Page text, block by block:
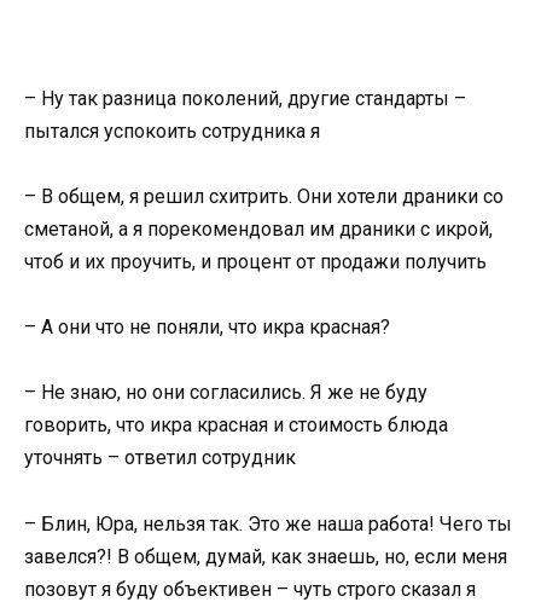
– Ну так разница поколений, другие стандарты –
пытался успокоить сотрудника я
– В общем, я решил схитрить. Они хотели драники со
сметаной, а я порекомендовал им драники с икрой,
чтоб и их проучить, и процент от продажи получить
– А они что не поняли, что икра красная?
– Не знаю, но они согласились. Я же не буду
говорить, что икра красная и стоимость блюда
уточнять – ответил сотрудник
– Блин, Юра, нельзя так. Это же наша работа! Чего ты
завелся?! В общем, думай, как знаешь, но, если меня
позовут я буду объективен – чуть строго сказал я